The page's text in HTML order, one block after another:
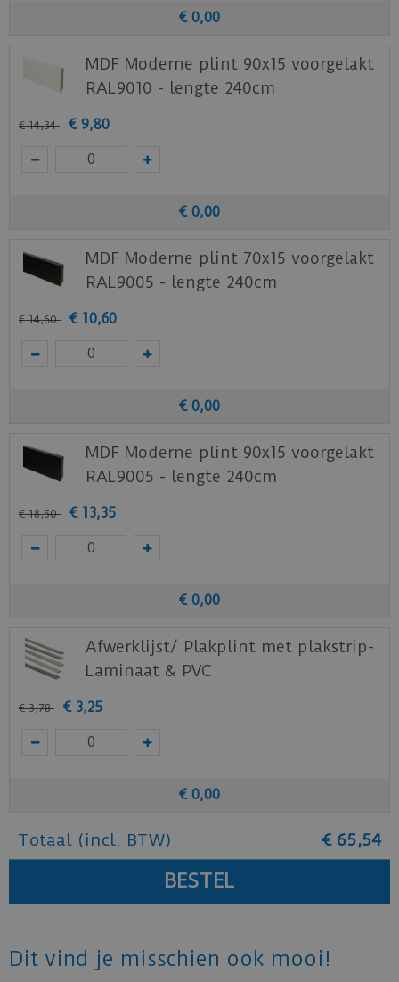
€ 0,00
MDF Moderne plint 90x15 voorgelakt
RAL9010 - lengte 240cm
€ 14,34 € 9,80
€ 0,00
MDF Moderne plint 70x15 voorgelakt
RAL9005 - lengte 240cm
€ 14,60 € 10,60
€ 0,00
MDF Moderne plint 90x15 voorgelakt
RAL9005 - lengte 240cm
€ 18,50 € 13,35
€ 0,00
Afwerklijst/ Plakplint met plakstrip-
Laminaat & PVC
€ 3,78 € 3,25
€ 0,00
Totaal (incl. BTW) € 65,54
Dit vind je misschien ook mooi!